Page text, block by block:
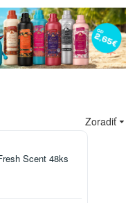
Zoradiť
Scent 48ks